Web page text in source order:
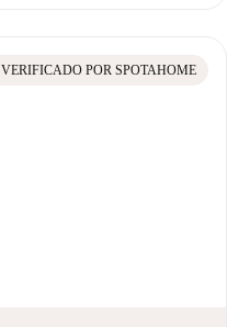
VERIFICADO POR SPOTAHOME